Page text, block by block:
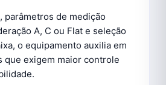
parâmetros de medição
A, C ou Flat e seleção
o equipamento auxilia em
que exigem maior controle